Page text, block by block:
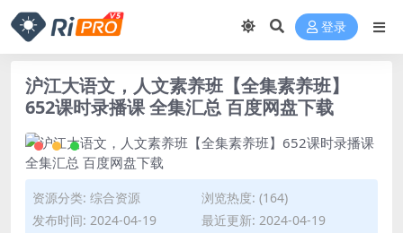
登录
沪江大语文，人文素养班【全集素养班】
652课时录播课 全集汇总 百度网盘下载
资源分类: 综合资源
浏览热度: (164)
发布时间: 2024-04-19
最近更新: 2024-04-19